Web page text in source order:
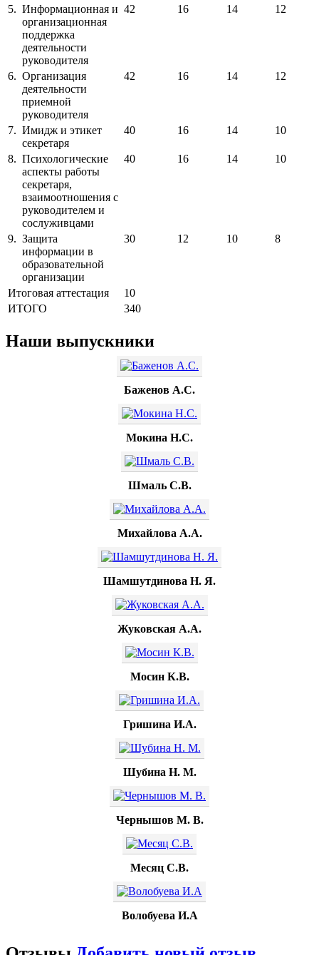
5. Информационная и
организационная
поддержка
деятельности
руководителя
42 16 14 12
6. Организация
деятельности
приемной
руководителя
42 16 14 12
7. Имидж и этикет
секретаря
40 16 14 10
8. Психологические
аспекты работы
секретаря,
взаимоотношения с
руководителем и
сослуживцами
40 16 14 10
9. Защита
информации в
образовательной
организации
30 12 10 8
Итоговая аттестация
10
ИТОГО
340
Наши выпускники
Баженов А.С.
Мокина Н.С.
Шмаль С.В.
Михайлова А.А.
Шамшутдинова Н. Я.
Жуковская А.А.
Мосин К.В.
Гришина И.А.
Шубина Н. М.
Чернышов М. В.
Месяц С.В.
Волобуева И.А